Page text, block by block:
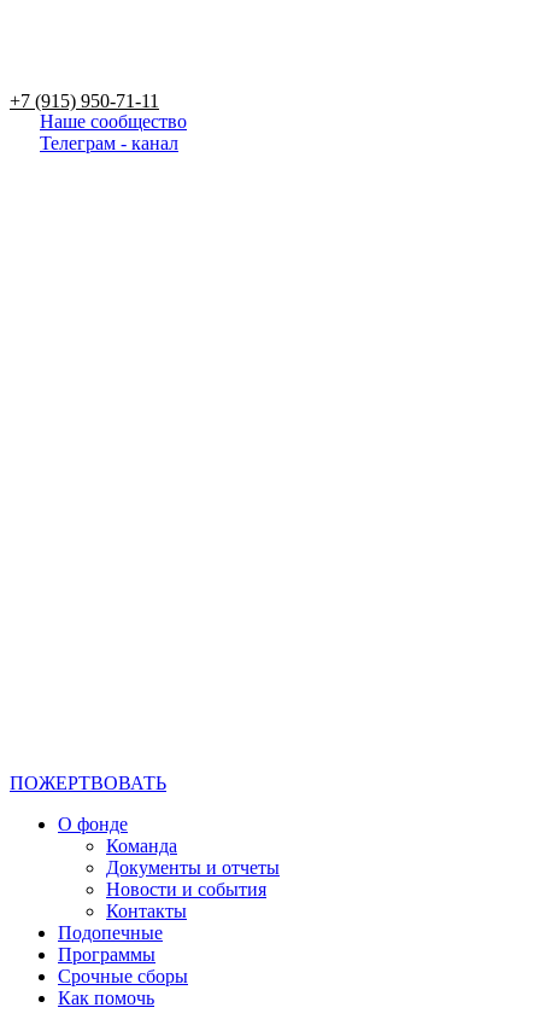
+7 (915) 950-71-11
Наше сообщество
Телеграм - канал
ПОЖЕРТВОВАТЬ
О фонде
Команда
Документы и отчеты
Новости и события
Контакты
Подопечные
Программы
Срочные сборы
Как помочь